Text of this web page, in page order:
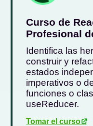
Curso de
Profesional
Identifica las
construir y
estados
imperativos o
funciones o
useReducer.
Tomar el curso.